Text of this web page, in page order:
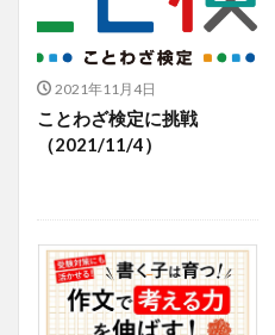
2021年11月4日
ことわざ検定に挑戦
（2021/11/4）